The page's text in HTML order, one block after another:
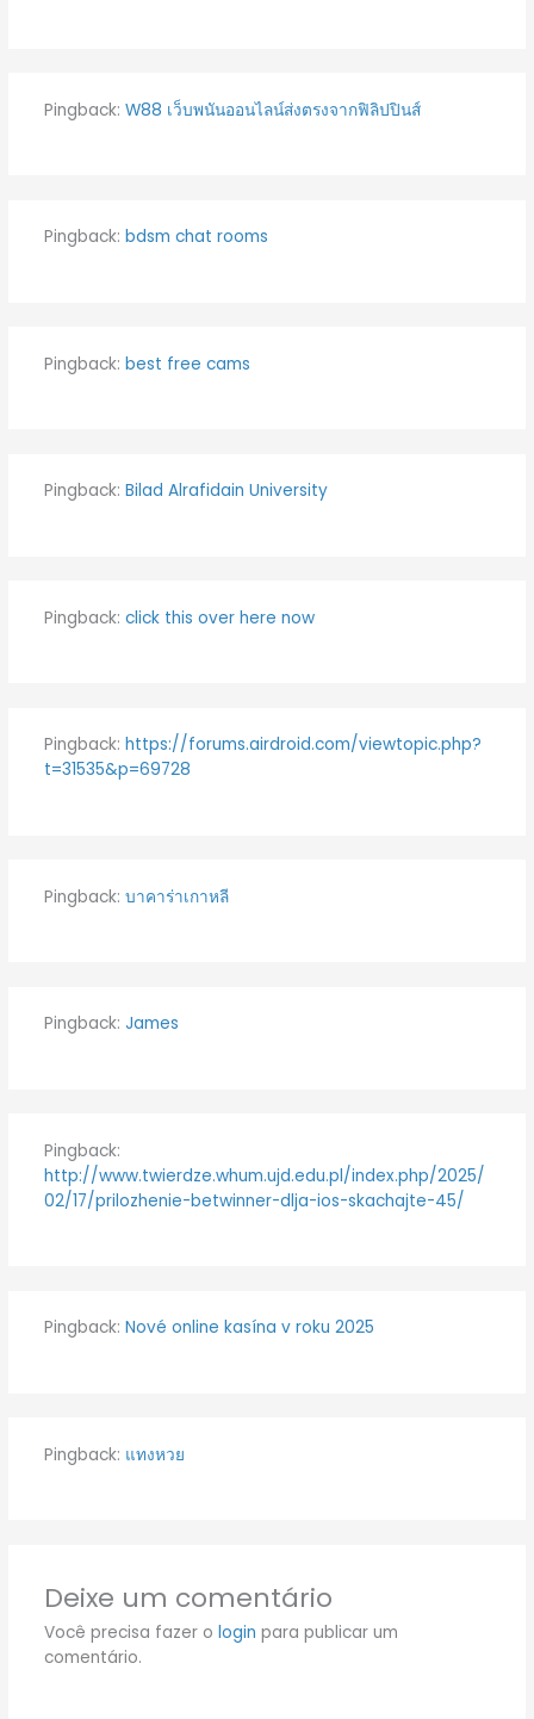
Pingback: W88 เว็บพนันออนไลน์ส่งตรงจากฟิลิปปินส์
Pingback: bdsm chat rooms
Pingback: best free cams
Pingback: Bilad Alrafidain University
Pingback: click this over here now
Pingback: https://forums.airdroid.com/viewtopic.php?
t=31535&p=69728
Pingback: บาคาร่าเกาหลี
Pingback: James
Pingback:
http://www.twierdze.whum.ujd.edu.pl/index.php/2025/
02/17/prilozhenie-betwinner-dlja-ios-skachajte-45/
Pingback: Nové online kasína v roku 2025
Pingback: แทงหวย
Deixe um comentário
Você precisa fazer o login para publicar um
comentário.